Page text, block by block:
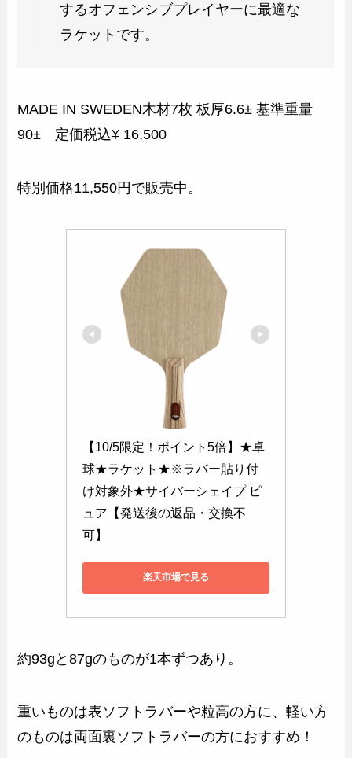
するオフェンシブプレイヤーに最適な
ラケットです。
MADE IN SWEDEN木材7枚 板厚6.6± 基準重量
90± 定価税込¥ 16,500
特別価格11,550円で販売中。
【10/5限定！ポイント5倍】★卓
球★ラケット★※ラバー貼り付
け対象外★サイバーシェイプ ピ
ュア【発送後の返品・交換不
可】
楽天市場で見る
約93gと87gのものが1本ずつあり。
重いものは表ソフトラバーや粒高の方に、軽い方
のものは両面裏ソフトラバーの方におすすめ！